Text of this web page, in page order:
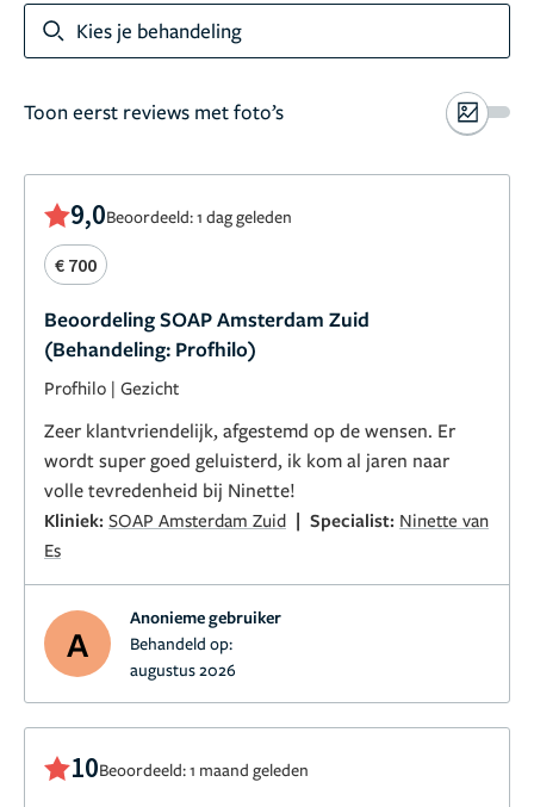
Kies je behandeling
Toon eerst reviews met foto’s
9,0Beoordeeld: 1 dag geleden
€ 700
Beoordeling SOAP Amsterdam Zuid
(Behandeling: Profhilo)
Profhilo | Gezicht
Zeer klantvriendelijk, afgestemd op de wensen. Er
wordt super goed geluisterd, ik kom al jaren naar
volle tevredenheid bij Ninette!
Kliniek: SOAP Amsterdam Zuid | Specialist: Ninette van
Es
A
Anonieme gebruiker
Behandeld op:
augustus 2026
10Beoordeeld: 1 maand geleden